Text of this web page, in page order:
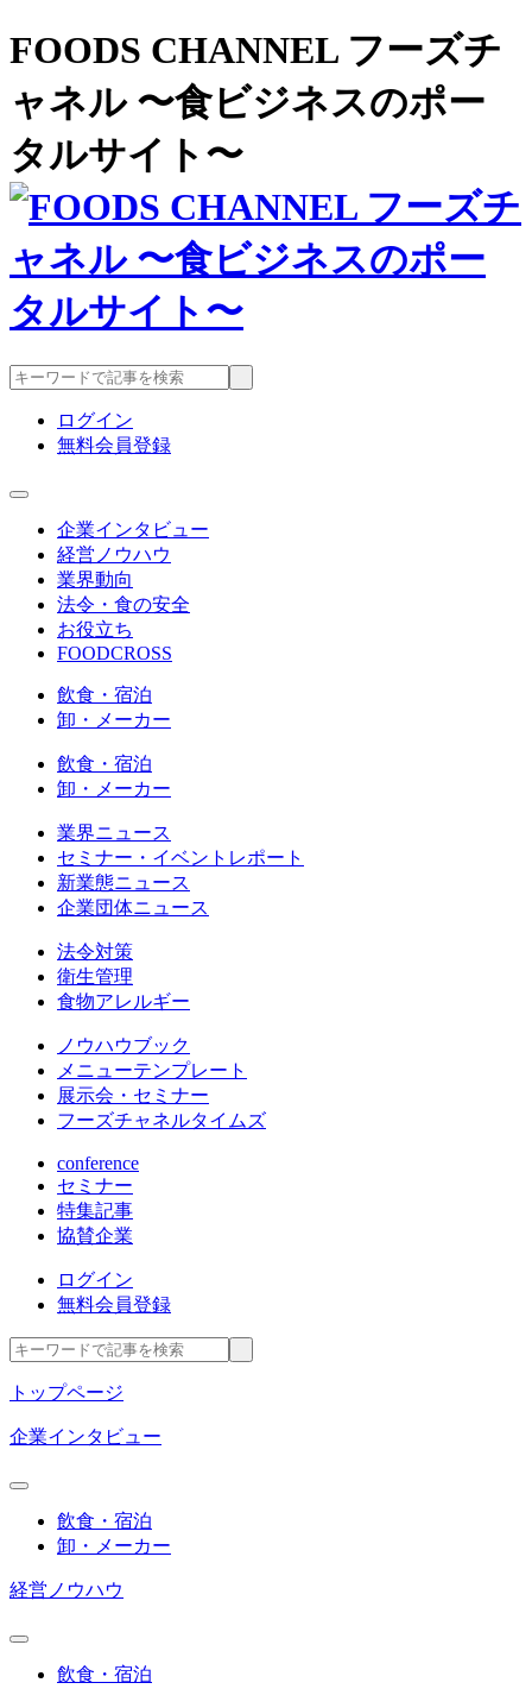
FOODS CHANNEL フーズチ
ャネル 〜食ビジネスのポー
タルサイト〜
ログイン
無料会員登録
企業インタビュー
経営ノウハウ
業界動向
法令・食の安全
お役立ち
FOODCROSS
飲食・宿泊
卸・メーカー
飲食・宿泊
卸・メーカー
業界ニュース
セミナー・イベントレポート
新業態ニュース
企業団体ニュース
法令対策
衛生管理
食物アレルギー
ノウハウブック
メニューテンプレート
展示会・セミナー
フーズチャネルタイムズ
conference
セミナー
特集記事
協賛企業
ログイン
無料会員登録
トップページ
企業インタビュー
飲食・宿泊
卸・メーカー
経営ノウハウ
飲食・宿泊